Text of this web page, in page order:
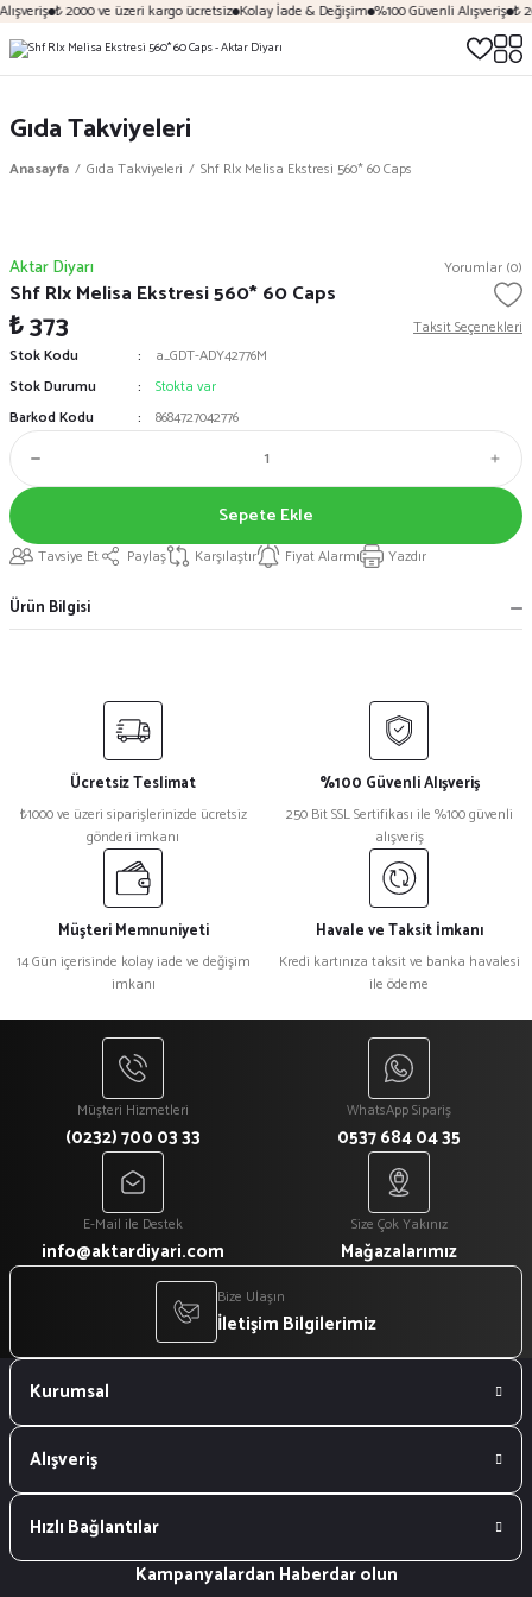
₺ 2000 ve üzeri kargo ücretsiz Kolay İade & Değişim %100 Güvenli Alışveriş ₺
Gıda Takviyeleri
Anasayfa Gıda Takviyeleri Shf Rlx Melisa Ekstresi 560* 60 Caps
Aktar Diyarı Yorumlar (0)
Shf Rlx Melisa Ekstresi 560* 60 Caps
₺ 373
Taksit Seçenekleri
Stok Kodu
a_GDT-ADY42776M
Stok Durumu
Stokta var
Barkod Kodu
8684727042776
Sepete Ekle
Tavsiye Et Paylaş Karşılaştır Fiyat Alarmı Yazdır
Ürün Bilgisi
Ücretsiz Teslimat
₺1000 ve üzeri siparişlerinizde ücretsiz
gönderi imkanı
%100 Güvenli Alışveriş
250 Bit SSL Sertifikası ile %100 güvenli
alışveriş
Müşteri Memnuniyeti
14 Gün içerisinde kolay iade ve değişim
imkanı
Havale ve Taksit İmkanı
Kredi kartınıza taksit ve banka havalesi
ile ödeme
Müşteri Hizmetleri
(0232) 700 03 33
WhatsApp Sipariş
0537 684 04 35
E-Mail ile Destek
info@aktardiyari.com
Size Çok Yakınız
Mağazalarımız
Bize Ulaşın
İletişim Bilgilerimiz
Kurumsal
Alışveriş
Hızlı Bağlantılar
Kampanyalardan Haberdar olun